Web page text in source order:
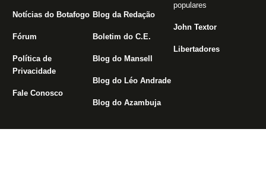
Notícias do Botafogo
Fórum
Política de
Privacidade
Fale Conosco
Blog da Redação
Boletim do C.E.
Blog do Mansell
Blog do Léo Andrade
Blog do Azambuja
populares
John Textor
Libertadores